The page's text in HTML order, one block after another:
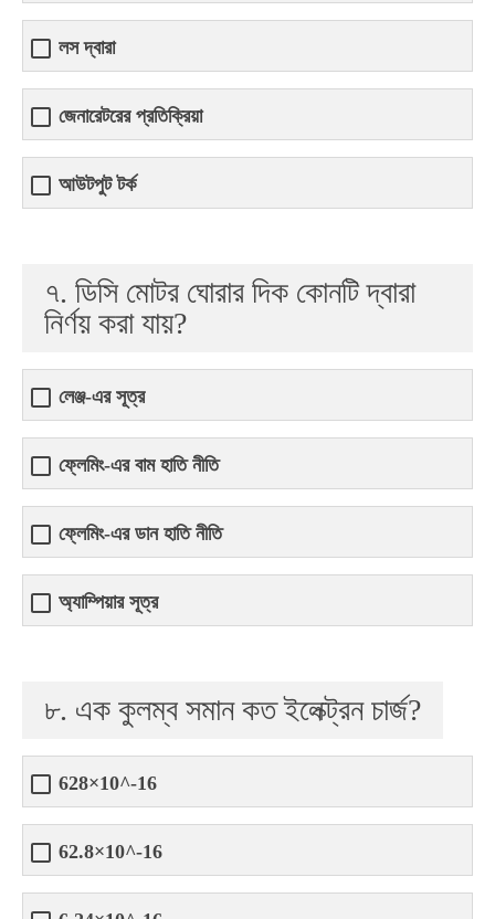
লস দ্বারা
জেনারেটরের প্রতিক্রিয়া
আউটপুট টর্ক
৭. ডিসি মোটর ঘোরার দিক কোনটি দ্বারা
নির্ণয় করা যায়?
লেঞ্জ-এর সূত্র
ফ্লেমিং-এর বাম হাতি নীতি
ফ্লেমিং-এর ডান হাতি নীতি
অ্যাম্পিয়ার সূত্র
৮. এক কুলম্ব সমান কত ইলেক্ট্রন চার্জ?
628×10^-16
62.8×10^-16